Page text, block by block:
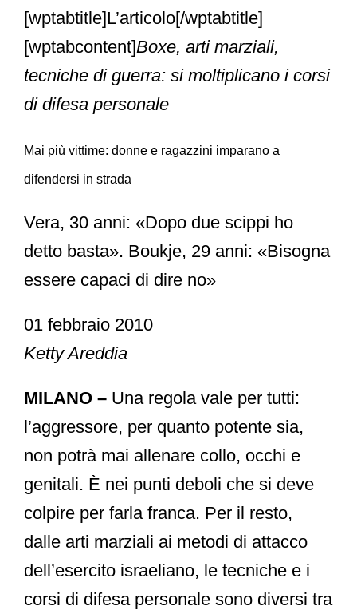
[wptabtitle]L’articolo[/wptabtitle]
[wptabcontent]Boxe, arti marziali,
tecniche di guerra: si moltiplicano i corsi
di difesa personale
Mai più vittime: donne e ragazzini imparano a
difendersi in strada
Vera, 30 anni: «Dopo due scippi ho
detto basta». Boukje, 29 anni: «Bisogna
essere capaci di dire no»
01 febbraio 2010
Ketty Areddia
MILANO – Una regola vale per tutti:
l’aggressore, per quanto potente sia,
non potrà mai allenare collo, occhi e
genitali. È nei punti deboli che si deve
colpire per farla franca. Per il resto,
dalle arti marziali ai metodi di attacco
dell’esercito israeliano, le tecniche e i
corsi di difesa personale sono diversi tra